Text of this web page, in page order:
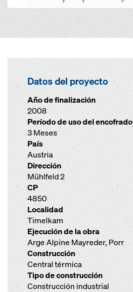
Datos del proyecto
Año de finalización
2008
Período de uso del encofrado
3 Meses
País
Austria
Dirección
Mühlfeld 2
CP
4850
Localidad
Timelkam
Ejecución de la obra
Arge Alpine Mayreder, Porr
Construcción
Central térmica
Tipo de construcción
Construcción industrial